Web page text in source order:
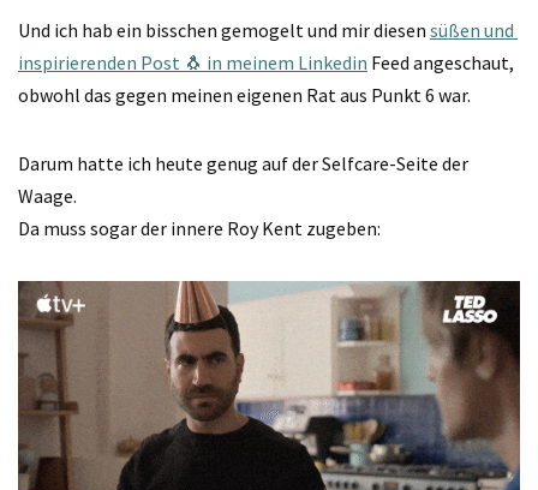
Und ich hab ein bisschen gemogelt und mir diesen süßen und
inspirierenden Post 🐧 in meinem Linkedin Feed angeschaut,
obwohl das gegen meinen eigenen Rat aus Punkt 6 war.
Darum hatte ich heute genug auf der Selfcare-Seite der
Waage.
Da muss sogar der innere Roy Kent zugeben: